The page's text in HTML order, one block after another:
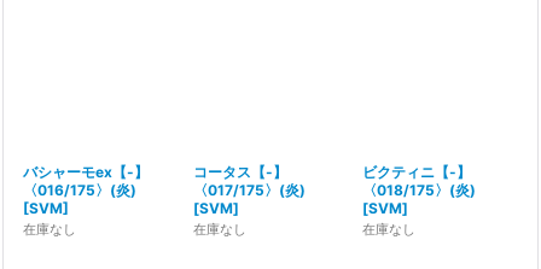
バシャーモex【-】
〈016/175〉(炎)
[SVM]
在庫なし
コータス【-】
〈017/175〉(炎)
[SVM]
在庫なし
ビクティニ【-】
〈018/175〉(炎)
[SVM]
在庫なし